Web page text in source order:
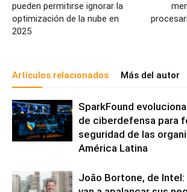
pueden permitirse ignorar la
optimización de la nube en
2025
Artículos relacionados Más del autor
SparkFound
de ciberdefensa para
seguridad de las
América Latina
João Bortone, de Intel: